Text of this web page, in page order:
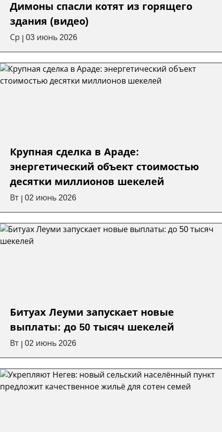
Димоны спасли котят из горящего
здания (видео)
Ср 03 июнь 2026
Крупная сделка в Араде:
энергетический объект стоимостью
десятки миллионов шекелей
Вт 02 июнь 2026
Битуах Леуми запускает новые
выплаты: до 50 тысяч шекелей
Вт 02 июнь 2026